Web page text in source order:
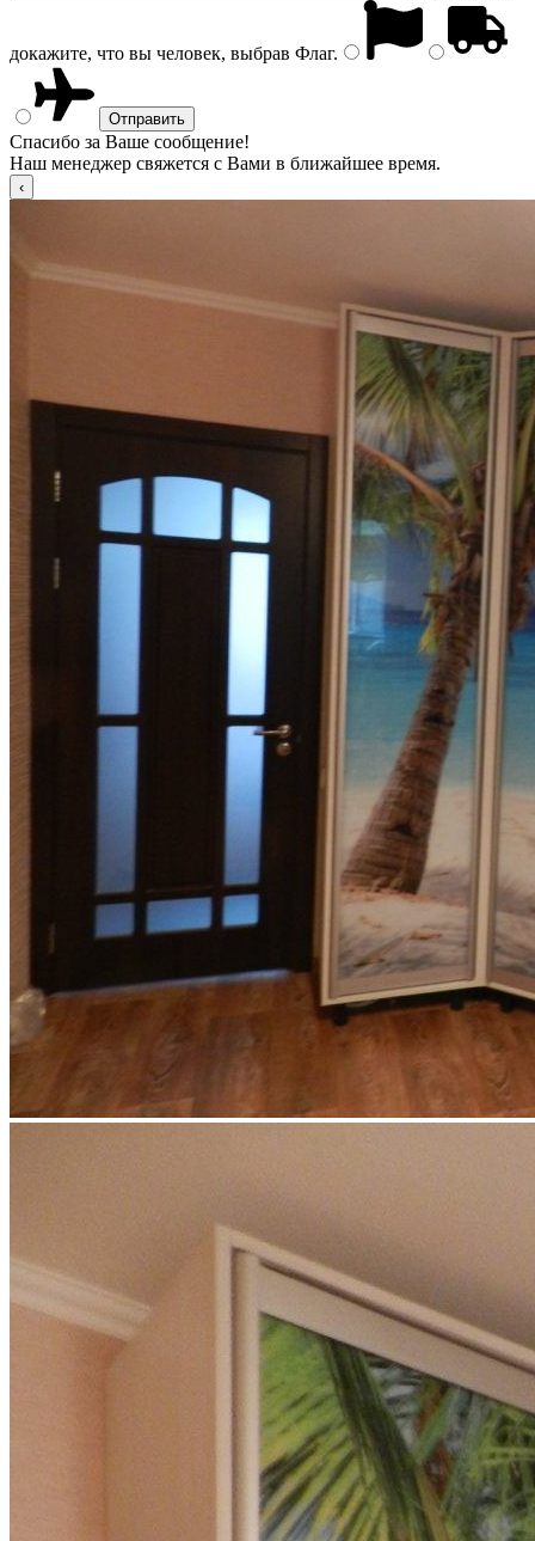
докажите, что вы человек, выбрав Флаг.
Спасибо за Ваше сообщение!
Наш менеджер свяжется с Вами в ближайшее время.